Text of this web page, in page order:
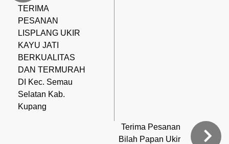
TERIMA
PESANAN
LISPLANG UKIR
KAYU JATI
BERKUALITAS
DAN TERMURAH
DI Kec. Semau
Selatan Kab.
Kupang
Terima Pesanan
Bilah Papan Ukir